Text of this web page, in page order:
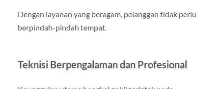
Dengan layanan yang beragam, pelanggan tidak perlu
berpindah-pindah tempat.
Teknisi Berpengalaman dan Profesional